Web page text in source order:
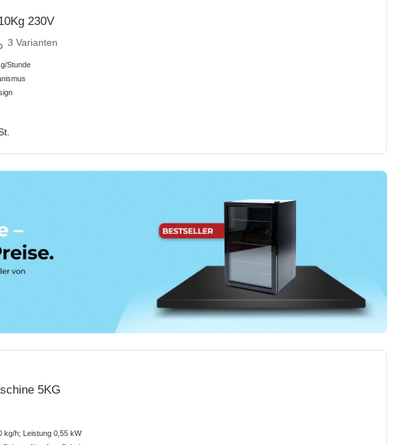
230V
3 Varianten
Stunde
5KG
kg/h; Leistung 0,55 kW